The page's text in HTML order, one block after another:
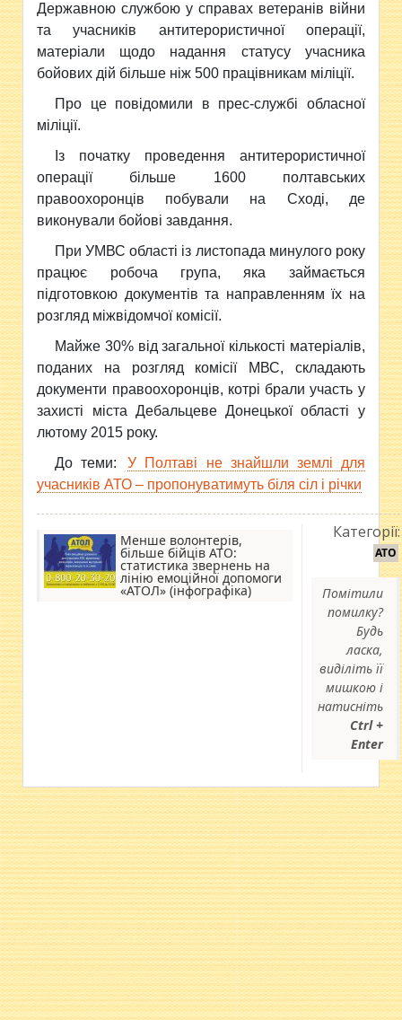
Державною службою у справах ветеранів війни
та учасників антитерористичної операції,
матеріали щодо надання статусу учасника
бойових дій більше ніж 500 працівникам міліції.
Про це повідомили в преc-службі обласної
міліції.
Із початку проведення антитерористичної
операції більше 1600 полтавських
правоохоронців побували на Сході, де
виконували бойові завдання.
При УМВС області із листопада минулого року
працює робоча група, яка займається
підготовкою документів та направленням їх на
розгляд міжвідомчої комісії.
Майже 30% від загальної кількості матеріалів,
поданих на розгляд комісії МВС, складають
документи правоохоронців, котрі брали участь у
захисті міста Дебальцеве Донецької області у
лютому 2015 року.
До теми:
У Полтаві не знайшли землі для
учасників АТО – пропонуватимуть біля сіл і річки
Менше волонтерів,
більше бійців АТО:
статистика звернень на
лінію емоційної допомоги
«АТОЛ» (інфографіка)
Категорії:
АТО
Помітили
помилку?
Будь
ласка,
виділіть її
мишкою і
натисніть
Ctrl +
Enter